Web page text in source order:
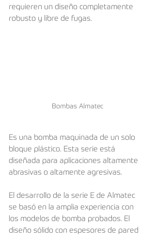
requieren un diseño completamente
robusto y libre de fugas.
Bombas Almatec
Es una bomba maquinada de un solo
bloque plástico. Esta serie está
diseñada para aplicaciones altamente
abrasivas o altamente agresivas.
El desarrollo de la serie E de Almatec
se basó en la amplia experiencia con
los modelos de bomba probados. El
diseño sólido con espesores de pared